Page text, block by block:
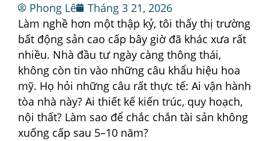
Phong Lê
Tháng 3 21, 2026
Làm nghề hơn một thập kỷ, tôi thấy thị trường
bất động sản cao cấp bây giờ đã khác xưa rất
nhiều. Nhà đầu tư ngày càng thông thái,
không còn tin vào những câu khẩu hiệu hoa
mỹ. Họ hỏi những câu rất thực tế: Ai vận hành
tòa nhà này? Ai thiết kế kiến trúc, quy hoạch,
nội thất? Làm sao để chắc chắn tài sản không
xuống cấp sau 5–10 năm?